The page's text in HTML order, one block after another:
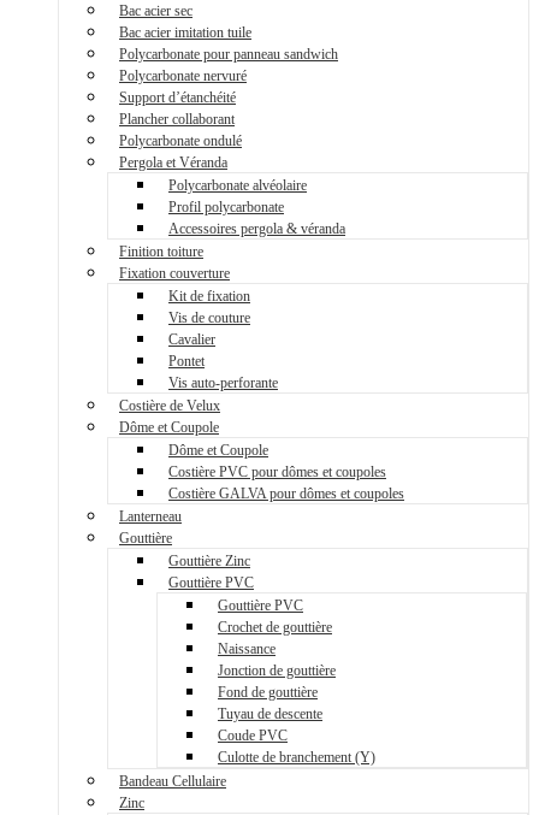
Bac acier sec
Bac acier imitation tuile
Polycarbonate pour panneau sandwich
Polycarbonate nervuré
Support d’étanchéité
Plancher collaborant
Polycarbonate ondulé
Pergola et Véranda
Polycarbonate alvéolaire
Profil polycarbonate
Accessoires pergola & véranda
Finition toiture
Fixation couverture
Kit de fixation
Vis de couture
Cavalier
Pontet
Vis auto-perforante
Costière de Velux
Dôme et Coupole
Dôme et Coupole
Costière PVC pour dômes et coupoles
Costière GALVA pour dômes et coupoles
Lanterneau
Gouttière
Gouttière Zinc
Gouttière PVC
Gouttière PVC
Crochet de gouttière
Naissance
Jonction de gouttière
Fond de gouttière
Tuyau de descente
Coude PVC
Culotte de branchement (Y)
Bandeau Cellulaire
Zinc